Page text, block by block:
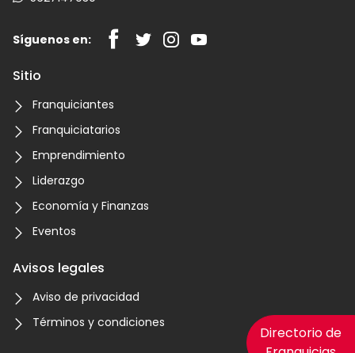
Directorio de
Síguenos en:
Sitio
Franquiciantes
Franquiciatarios
Emprendimiento
Liderazgo
Economía y Finanzas
Eventos
Avisos legales
Aviso de privacidad
Términos y condiciones